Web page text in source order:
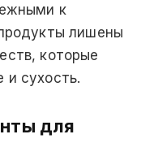
к
лишены
которые
и сухость.
для